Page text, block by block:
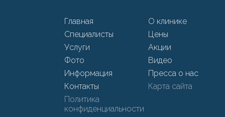
Главная
О клинике
Специалисты
Цены
Услуги
Акции
Фото
Видео
Информация
Пресса о нас
Контакты
Карта сайта
Политика
конфиденциальности